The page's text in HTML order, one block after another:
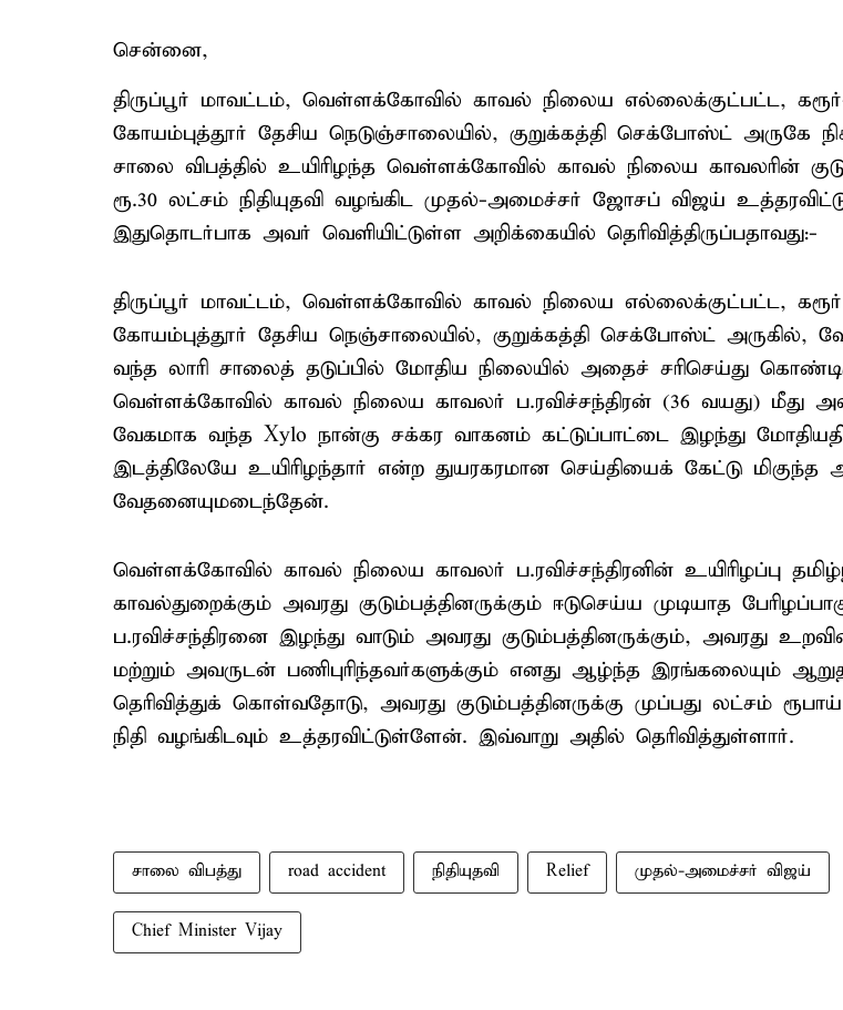
சென்னை,
திருப்பூர் மாவட்டம், வெள்ளக்கோவில் காவல் நிலைய எல்லைக்குட்பட்ட,
கோயம்புத்தூர் தேசிய நெடுஞ்சாலையில், குறுக்கத்தி செக்போஸ்ட் அருகே
சாலை விபத்தில் உயிரிழந்த வெள்ளக்கோவில் காவல் நிலைய காவலரின்
ரூ.30 லட்சம் நிதியுதவி வழங்கிட முதல்-அமைச்சர் ஜோசப் விஜய்
இதுதொடர்பாக அவர் வெளியிட்டுள்ள அறிக்கையில் தெரிவித்திருப்பதாவது:-
திருப்பூர் மாவட்டம், வெள்ளக்கோவில் காவல் நிலைய எல்லைக்குட்பட்ட,
கோயம்புத்தூர் தேசிய நெஞ்சாலையில், குறுக்கத்தி செக்போஸ்ட் அருகில்,
வந்த லாரி சாலைத் தடுப்பில் மோதிய நிலையில் அதைச் சரிசெய்து
வெள்ளக்கோவில் காவல் நிலைய காவலர் ப.ரவிச்சந்திரன் (36 வயது) மீது
வேகமாக வந்த Xylo நான்கு சக்கர வாகனம் கட்டுப்பாட்டை இழந்து
இடத்திலேயே உயிரிழந்தார் என்ற துயரகரமான செய்தியைக் கேட்டு மிகுந்த
வேதனையுமடைந்தேன்.
வெள்ளக்கோவில் காவல் நிலைய காவலர் ப.ரவிச்சந்திரனின் உயிரிழப்பு
காவல்துறைக்கும் அவரது குடும்பத்தினருக்கும் ஈடுசெய்ய முடியாத
ப.ரவிச்சந்திரனை இழந்து வாடும் அவரது குடும்பத்தினருக்கும், அவரது
மற்றும் அவருடன் பணிபுரிந்தவர்களுக்கும் எனது ஆழ்ந்த இரங்கலையும்
தெரிவித்துக் கொள்வதோடு, அவரது குடும்பத்தினருக்கு முப்பது லட்சம்
நிதி வழங்கிடவும் உத்தரவிட்டுள்ளேன். இவ்வாறு அதில் தெரிவித்துள்ளார்.
சாலை விபத்து road accident நிதியுதவி Relief முதல்-அமைச்சர் விஜய்
Chief Minister Vijay